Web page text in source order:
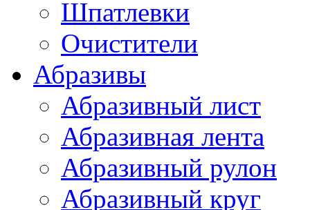
Шпатлевки
Очистители
Абразивы
Абразивный лист
Абразивная лента
Абразивный рулон
Абразивный круг